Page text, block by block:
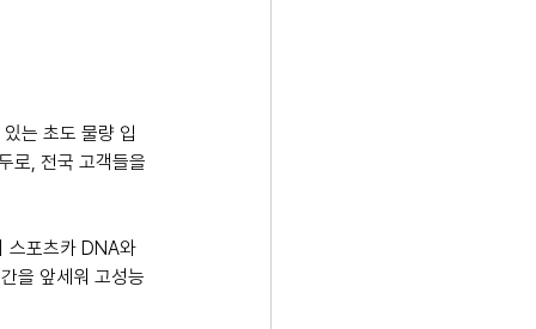
는 초도 물량 입
로, 전국 고객들을
스포츠카 DNA와
을 앞세워 고성능